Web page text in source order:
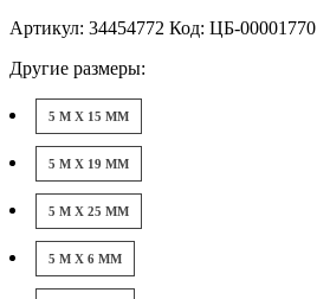
Артикул: 34454772 Код: ЦБ-00001770
Другие размеры:
5 М X 15 ММ
5 М X 19 ММ
5 М X 25 ММ
5 М X 6 ММ